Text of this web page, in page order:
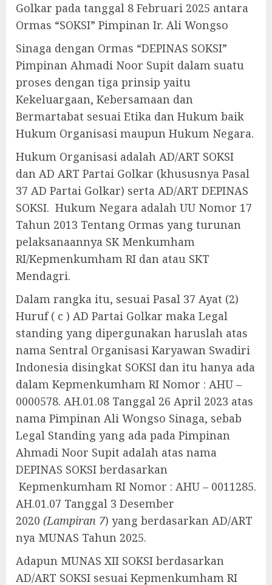
Golkar pada tanggal 8 Februari 2025 antara
Ormas “SOKSI” Pimpinan Ir. Ali Wongso
Sinaga dengan Ormas “DEPINAS SOKSI”
Pimpinan Ahmadi Noor Supit dalam suatu
proses dengan tiga prinsip yaitu
Kekeluargaan, Kebersamaan dan
Bermartabat sesuai Etika dan Hukum baik
Hukum Organisasi maupun Hukum Negara.
Hukum Organisasi adalah AD/ART SOKSI
dan AD ART Partai Golkar (khususnya Pasal
37 AD Partai Golkar) serta AD/ART DEPINAS
SOKSI. Hukum Negara adalah UU Nomor 17
Tahun 2013 Tentang Ormas yang turunan
pelaksanaannya SK Menkumham
RI/Kepmenkumham RI dan atau SKT
Mendagri.
Dalam rangka itu, sesuai Pasal 37 Ayat (2)
Huruf ( c ) AD Partai Golkar maka Legal
standing yang dipergunakan haruslah atas
nama Sentral Organisasi Karyawan Swadiri
Indonesia disingkat SOKSI dan itu hanya ada
dalam Kepmenkumham RI Nomor : AHU –
0000578. AH.01.08 Tanggal 26 April 2023 atas
nama Pimpinan Ali Wongso Sinaga, sebab
Legal Standing yang ada pada Pimpinan
Ahmadi Noor Supit adalah atas nama
DEPINAS SOKSI berdasarkan
Kepmenkumham RI Nomor : AHU – 0011285.
AH.01.07 Tanggal 3 Desember
2020 (Lampiran 7) yang berdasarkan AD/ART
nya MUNAS Tahun 2025.
Adapun MUNAS XII SOKSI berdasarkan
AD/ART SOKSI sesuai Kepmenkumham RI